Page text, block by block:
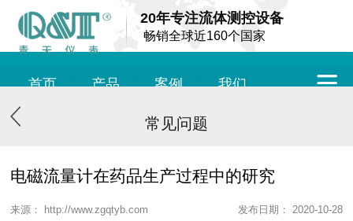
20年专注流体测控设备
畅销全球近160个国家
首页 产品 案例 我们
常见问题
电磁流量计在药品生产过程中的研究
来源： http://www.zgqtyb.com 发布日期： 2020-10-28